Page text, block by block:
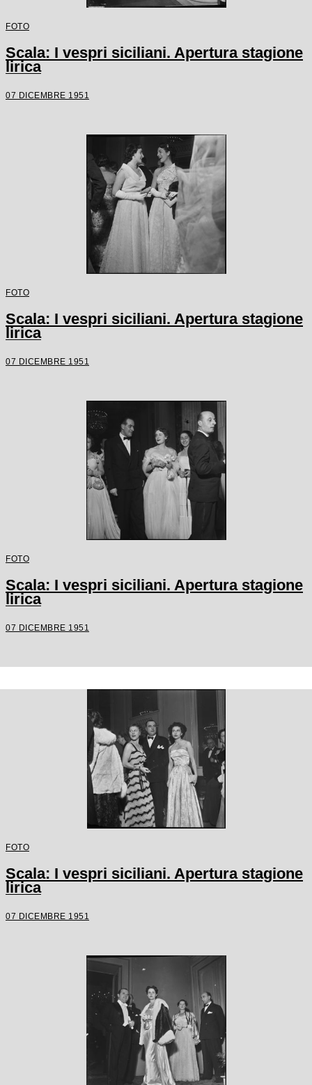
FOTO
Scala: I vespri siciliani. Apertura stagione
lirica
07 DICEMBRE 1951
FOTO
Scala: I vespri siciliani. Apertura stagione
lirica
07 DICEMBRE 1951
FOTO
Scala: I vespri siciliani. Apertura stagione
lirica
07 DICEMBRE 1951
FOTO
Scala: I vespri siciliani. Apertura stagione
lirica
07 DICEMBRE 1951